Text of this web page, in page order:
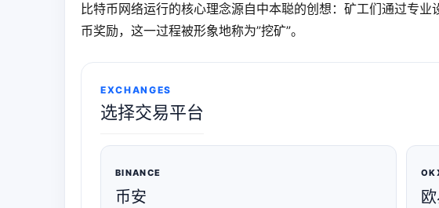
比特币网络运行的核心理念源自中本聪的创想：矿工们通过专
币奖励，这一过程被形象地称为”挖矿”。
EXCHANGES
选择交易平台
BINANCE
币安